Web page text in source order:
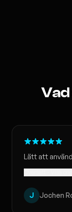
Lätt att
J Jochen